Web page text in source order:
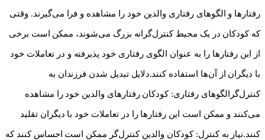
رفتارها و الگوهای رفتاری والدین خود را مشاهده و فرا می‌گیرند. وقتی
که کودکان در یک محیط کنترل‌گرانه بزرگ می‌شوند، ممکن است برخی
از این رفتارها را به عنوان الگوی رفتاری خود پذیرفته و در تعاملات خود
با دیگران از آن‌ها استفاده کنند.دلایل تبدیل شدن فرزندان به
کنترل‌گرالگوهای رفتاری: کودکان رفتارهای والدین خود را مشاهده
می‌کنند و ممکن است این رفتارها را در تعاملات خود با دیگران تقلید
کنند.نیاز به کنترل: کودکان والدین کنترل‌گر ممکن است احساس کنند که